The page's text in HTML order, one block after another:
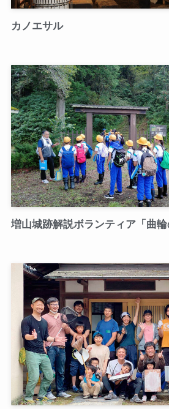
カノエサル
増山城跡解説ボランティア「曲輪